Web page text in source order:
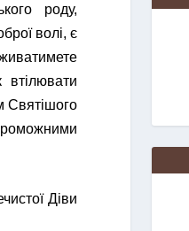
роду,
волі, є
Святішого
Діви